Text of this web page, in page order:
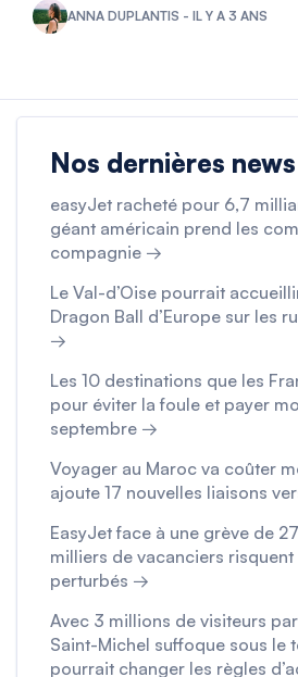
ANNA DUPLANTIS - IL Y A 3 ANS
Nos dernières news
easyJet racheté pour 6,7
géant américain prend les
compagnie →
Le Val-d’Oise pourrait
Dragon Ball d’Europe sur les
→
Les 10 destinations que les
pour éviter la foule et payer
septembre →
Voyager au Maroc va coûter
ajoute 17 nouvelles liaisons
EasyJet face à une grève de
milliers de vacanciers
perturbés →
Avec 3 millions de visiteurs
Saint-Michel suffoque sous le
pourrait changer les règles